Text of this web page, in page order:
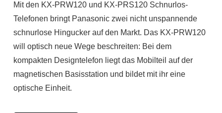
Mit den KX-PRW120 und KX-PRS120 Schnurlos-
Telefonen bringt Panasonic zwei nicht unspannende
schnurlose Hingucker auf den Markt. Das KX-PRW120
will optisch neue Wege beschreiten: Bei dem
kompakten Designtelefon liegt das Mobilteil auf der
magnetischen Basisstation und bildet mit ihr eine
optische Einheit.